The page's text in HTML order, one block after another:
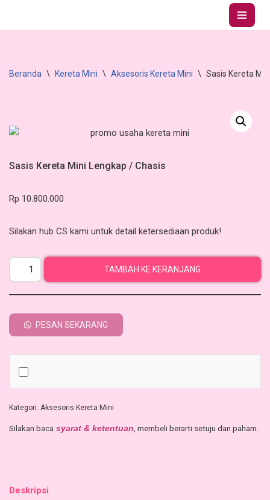
Lompat
Beranda \ Kereta Mini \ Aksesoris Kereta Mini \ Sasis Kereta
Sasis Kereta Mini Lengkap / Chasis
Rp 10.800.000
Silakan hub CS kami untuk detail ketersediaan produk!
TAMBAH KE KERANJANG
PESAN SEKARANG
Kategori: Aksesoris Kereta Mini
Silakan baca syarat & ketentuan , membeli berarti setuju dan paham.
Deskripsi